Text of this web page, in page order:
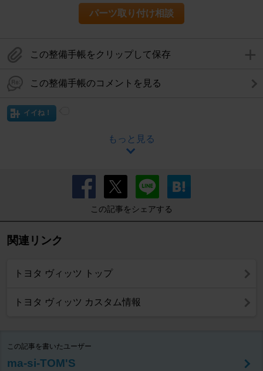
パーツ取り付け相談
この整備手帳をクリップして保存
この整備手帳のコメントを見る
イイね！
もっと見る
この記事をシェアする
関連リンク
トヨタ ヴィッツ トップ
トヨタ ヴィッツ カスタム情報
この記事を書いたユーザー
ma-si-TOM'S